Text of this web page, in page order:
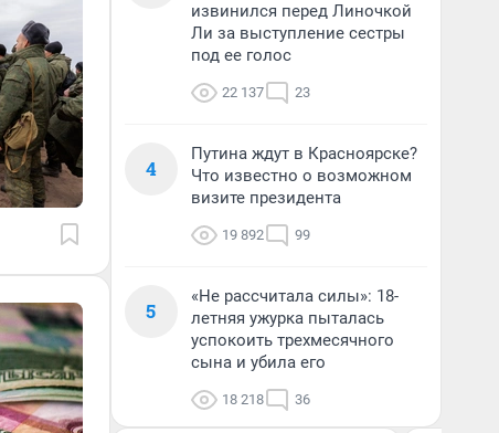
извинился перед Линочкой
Ли за выступление сестры
под ее голос
22 137 23
4
Путина ждут в Красноярске?
Что известно о возможном
визите президента
19 892 99
5
«Не рассчитала силы»: 18-
летняя ужурка пыталась
успокоить трехмесячного
сына и убила его
18 218 36